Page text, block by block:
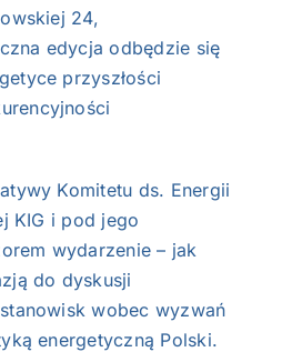
24,
edycja odbędzie się
przyszłości
Komitetu ds. Energii
KIG i pod jego
wydarzenie – jak
do dyskusji
wobec wyzwań
energetyczną Polski.